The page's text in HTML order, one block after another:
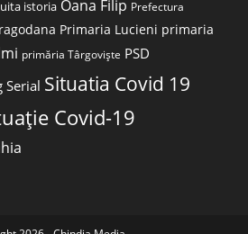
istoria Oana Filip Prefectura
Primaria Lucieni primaria
primăria Târgoviște PSD
Serial Situatia Covid 19
Covid-19